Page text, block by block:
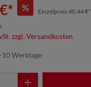
% Einzelpreis 40,44 €*
zzgl. Versandkosten
Werktage